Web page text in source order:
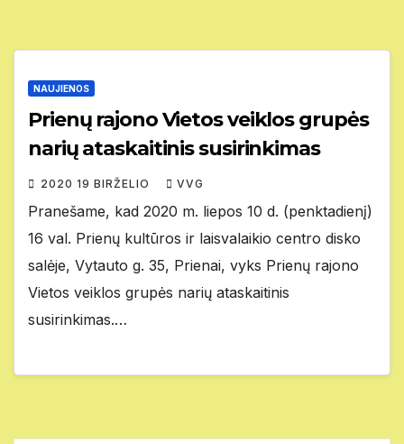
NAUJIENOS
Prienų rajono Vietos veiklos grupės
narių ataskaitinis susirinkimas
2020 19 BIRŽELIO VVG
Pranešame, kad 2020 m. liepos 10 d. (penktadienį)
16 val. Prienų kultūros ir laisvalaikio centro disko
salėje, Vytauto g. 35, Prienai, vyks Prienų rajono
Vietos veiklos grupės narių ataskaitinis
susirinkimas.…